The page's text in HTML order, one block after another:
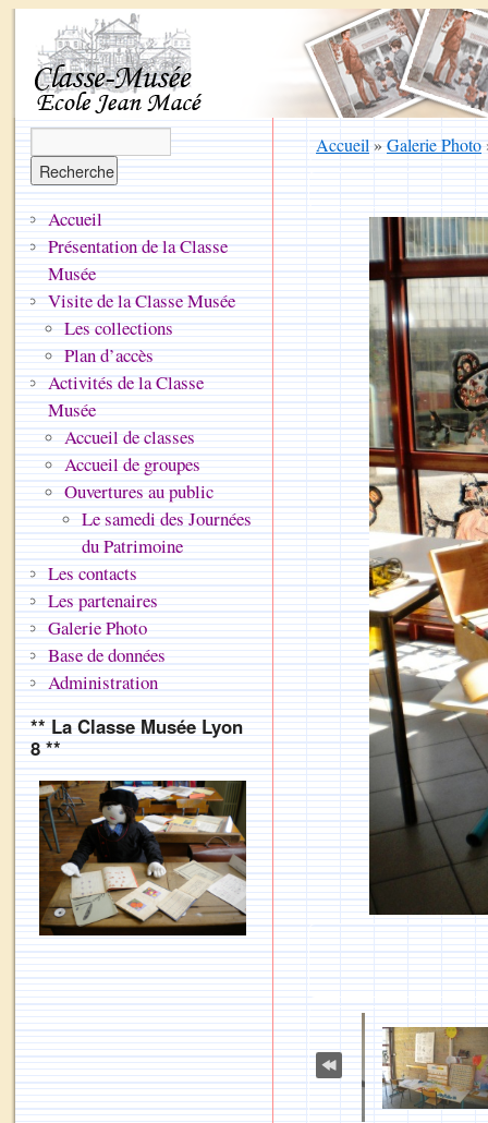
Accueil»Galerie Photo
Accueil
Présentation de la Classe
Musée
Visite de la Classe Musée
Les collections
Plan d’accès
Activités de la Classe
Musée
Accueil de classes
Accueil de groupes
Ouvertures au public
Le samedi des Journées
du Patrimoine
Les contacts
Les partenaires
Galerie Photo
Base de données
Administration
** La Classe Musée Lyon
8 **